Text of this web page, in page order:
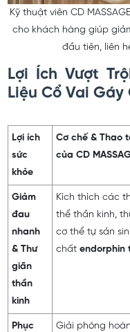
Kỹ thuật viên CD
cho khách hàng giúp
đầu tiên, liên
Lợi Ích Vượt
Liệu Cổ Vai Gáy
Lợi ích
sức
khỏe
Cơ chế & Thao
của CD
Giảm
đau
nhanh
& Thư
giãn
thần
kinh
Kích thích các
thể thần kinh,
cơ thể tự sản
chất endorphin
Phục
Giải phóng